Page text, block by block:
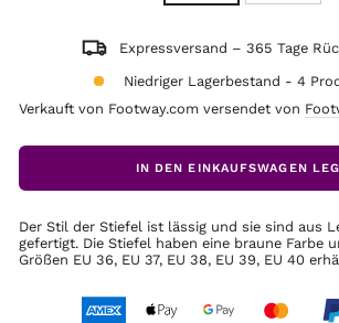
Expressversand – 365 Tage
Niedriger Lagerbestand - 4
Verkauft von Footway.com versendet von
IN DEN EINKAUFSWAGEN
Der Stil der Stiefel ist lässig und sie sind aus
gefertigt. Die Stiefel haben eine braune Farbe
Größen EU 36, EU 37, EU 38, EU 39, EU 40